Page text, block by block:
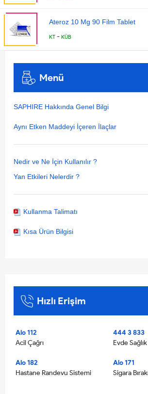
Ateroz 10 Mg 90 Film Tablet
KT - KÜB
Menü
SAPHIRE Hakkında Genel Bilgi
Aynı Etken Maddeyi İçeren İlaçlar
Nedir ve Ne İçin Kullanılır ?
Yan Etkileri Nelerdir ?
Kullanma Talimatı
Kısa Ürün Bilgisi
Hızlı Erişim
Alo 112
Acil Çağrı
444 3 833
Evde Sağlık
Alo 182
Hastane Randevu Sistemi
Alo 171
Sigara